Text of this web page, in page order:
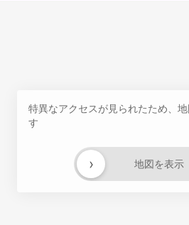
特異なアクセスが見られたため、
す
地図を表示
›